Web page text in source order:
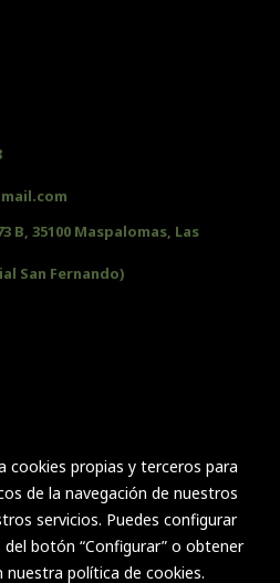
B, 35100 Maspalomas, Las
San Fernando)
cookies propias y terceros para
de la navegación de nuestros
servicios. Puedes configurar
botón “Configurar” o obtener
nuestra política de cookies.